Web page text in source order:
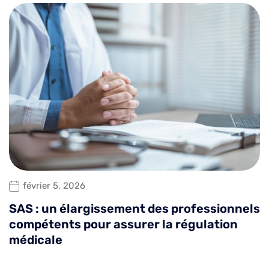
février 5, 2026
SAS : un élargissement des professionnels
compétents pour assurer la régulation
médicale